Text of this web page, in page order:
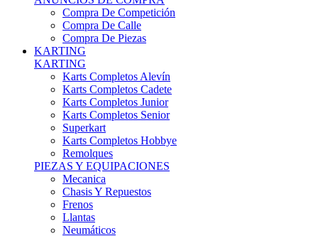
Compra De Calle
Compra De Piezas
KARTING
KARTING
Karts Completos Alevín
Karts Completos Cadete
Karts Completos Junior
Karts Completos Senior
Superkart
Karts Completos Hobbye
Remolques
PIEZAS Y EQUIPACIONES
Mecanica
Chasis Y Repuestos
Frenos
Llantas
Neumáticos
Equipación Adultos